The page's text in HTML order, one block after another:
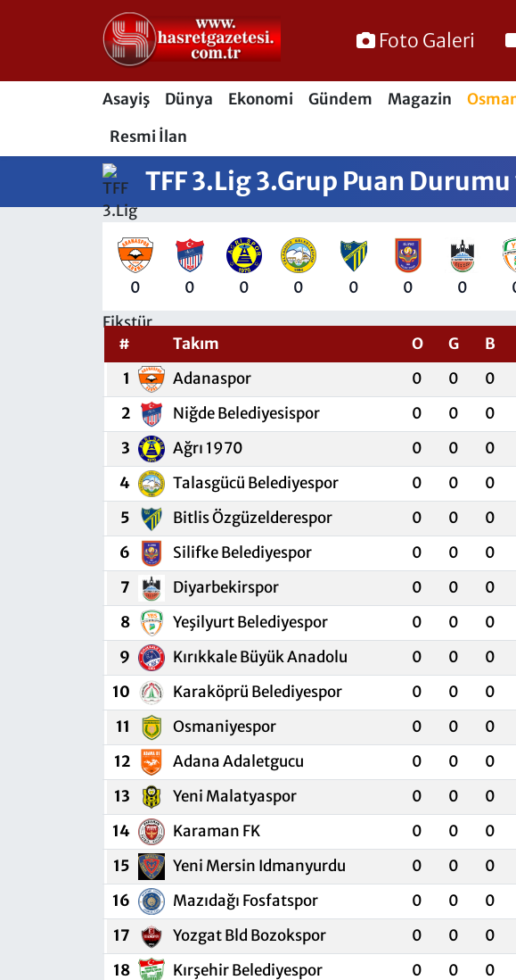
Foto Galeri
Asayiş Dünya Ekonomi Gündem Magazin
Resmi İlan
TFF 3.Lig 3.Grup Puan
0 0 0 0 0 0 0
# Takım O G B
1
Adanaspor 0 0 0
2
Niğde Belediyesispor 0 0 0
3
Ağrı 1970 0 0 0
4
Talasgücü Belediyespor 0 0 0
5
Bitlis Özgüzelderespor 0 0 0
6
Silifke Belediyespor 0 0 0
7
Diyarbekirspor 0 0 0
8
Yeşilyurt Belediyespor 0 0 0
9
Kırıkkale Büyük Anadolu 0 0 0
10
Karaköprü Belediyespor 0 0 0
11
Osmaniyespor 0 0 0
12
Adana Adaletgucu 0 0 0
13
Yeni Malatyaspor 0 0 0
14
Karaman FK 0 0 0
15
Yeni Mersin Idmanyurdu 0 0 0
16
Mazıdağı Fosfatspor 0 0 0
17
Yozgat Bld Bozokspor 0 0 0
18
Kırşehir Belediyespor 0 0 0
Osmaniye Nöbetçi Eczaneler
Osmaniye Hava Durumu
Osmaniye Trafik Yoğunluk Haritası
Süper Lig Puan Durumu ve Fikstür
Tüm Manşetler
Son Dakika Haberleri
Haber Arşivi